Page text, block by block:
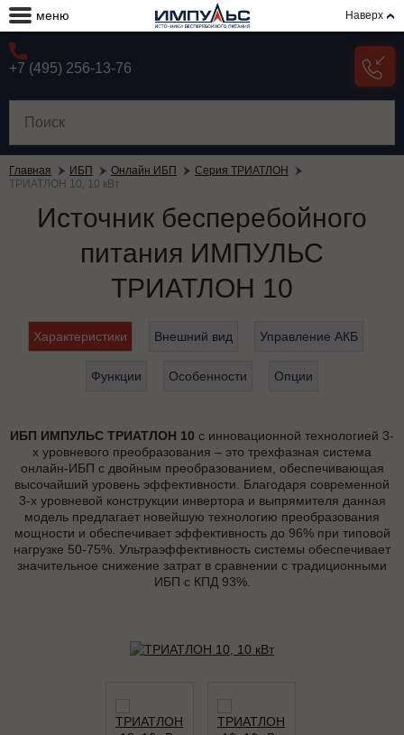
меню Наверх
+7 (495) 256-13-76
Главная ИБП Онлайн ИБП
Серия ТРИАТЛОН
ТРИАТЛОН 10, 10 кВт
Источник бесперебойного
питания ИМПУЛЬС
ТРИАТЛОН 10
Характеристики Внешний вид Управление АКБ
Функции Особенности Опции
ИБП ИМПУЛЬС ТРИАТЛОН 10 с инновационной технологией 3-
х уровневого преобразования – это трехфазная система
онлайн-ИБП с двойным преобразованием, обеспечивающая
высочайший уровень эффективности. Благодаря современной
3-х уровневой конструкции инвертора и выпрямителя данная
модель предлагает новейшую технологию преобразования
мощности и обеспечивает эффективность до 96% при типовой
нагрузке 50-75%. Ультраэффективность системы обеспечивает
значительное снижение затрат в сравнении с традиционными
ИБП с КПД 93%.